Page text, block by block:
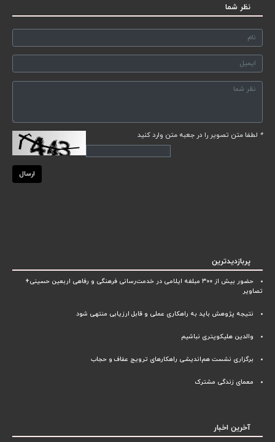
نظر شما
* لطفا متن تصویر را در جعبه متن وارد کنید
ارسال
پربازدیدترین
حضور بیش از ۳۰۰ مبلغه ایلامی در خدمت‌رسانی فرهنگی و رفاهی اربعین حسینی+
تصاویر
نتیجه پژوهش باید به راهکاری عملی و قابل ارزیابی منتهی شود
والدین هلیکوپتری نباشیم
برگزاری نشست هم‌اندیشی راهکارهای ترویج عفاف و حجاب
معمای زندگی مشترک
آخرین اخبار